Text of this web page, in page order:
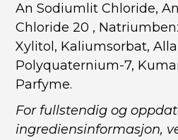
An Sodiumlit Chloride,
Chloride 20 ,
Xylitol, Kaliumsorbat,
Polyquaternium-7,
Parfyme.
For fullstendig og
ingrediensinformasjon,